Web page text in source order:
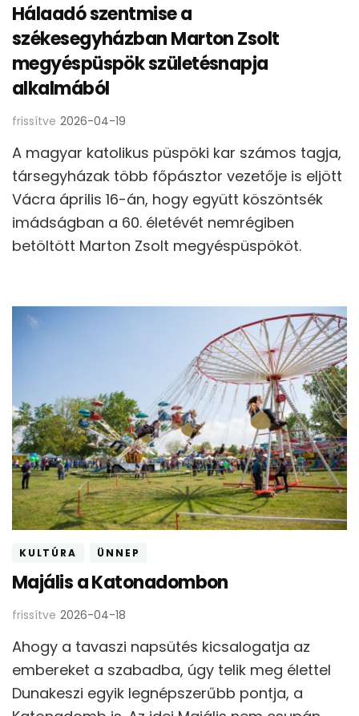
Hálaadó szentmise a
székesegyházban Marton Zsolt
megyéspüspök születésnapja
alkalmából
frissítve 2026-04-19
A magyar katolikus püspöki kar számos tagja,
társegyházak több főpásztor vezetője is eljött
Vácra április 16-án, hogy együtt köszöntsék
imádságban a 60. életévét nemrégiben
betöltött Marton Zsolt megyéspüspököt.
KULTÚRA ÜNNEP
Majális a Katonadombon
frissítve 2026-04-18
Ahogy a tavaszi napsütés kicsalogatja az
embereket a szabadba, úgy telik meg élettel
Dunakeszi egyik legnépszerűbb pontja, a